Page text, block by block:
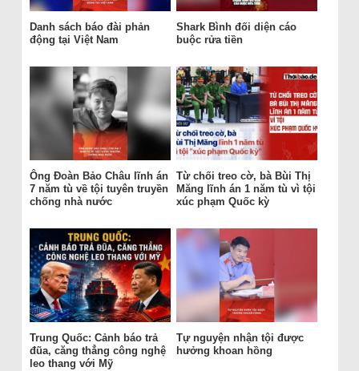
Danh sách báo đài phản
động tại Việt Nam
Shark Bình đối diện cáo
buộc rửa tiền
Ông Đoàn Bảo Châu lĩnh án
7 năm tù về tội tuyên truyền
chống nhà nước
Từ chối treo cờ, bà Bùi Thị
Măng lĩnh án 1 năm tù vì tội
xúc phạm Quốc kỳ
Trung Quốc: Cảnh báo trả
đũa, căng thẳng công nghệ
leo thang với Mỹ
Tự nguyện nhận tội được
hưởng khoan hồng